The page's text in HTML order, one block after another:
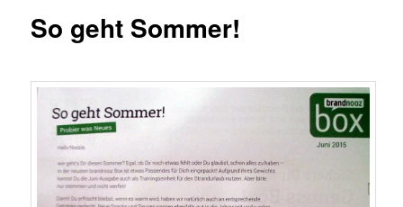
So geht Sommer!